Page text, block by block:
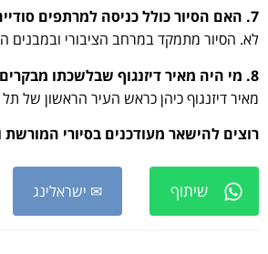
7. האם הסיור כולל כניסה למרתפים סודיים מתחת לרחוב?
לא. הסיור מתמקד במרחב הציבורי ובמבנים
8. מי היה מאיר דיזנגוף שבלשכתו מבקרים בסוף הסיור?
מאיר דיזנגוף כיהן כראש העיר הראשון של
רוצים להישאר מעודכנים בסיורי
שיתוף ✉ ישראלינג